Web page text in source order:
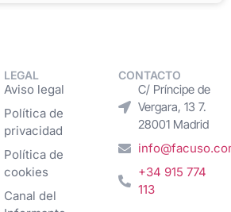
LEGAL
Aviso legal
Política de
privacidad
Política de
cookies
Canal del
CONTACTO
C/ Príncipe de
Vergara, 13 7.
28001 Madrid
+34 915 774
113